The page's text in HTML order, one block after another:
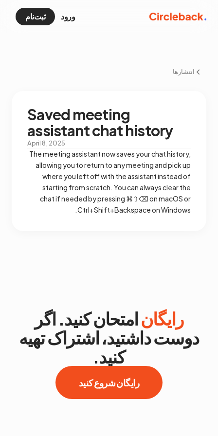
ورود ثبت‌نام
انتشارها
Saved meeting
assistant chat history
April 8, 2025
The meeting assistant now saves your chat history,
allowing you to return to any meeting and pick up
where you left off with the assistant instead of
starting from scratch. You can always clear the
chat if needed by pressing ⌘⇧⌫ on macOS or
Ctrl+Shift+Backspace on Windows.
رایگانامتحان کنید. اگر
دوست داشتید، اشتراک تهیه
کنید.
رایگان شروع کنید